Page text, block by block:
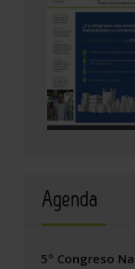
Agenda
5º Congreso